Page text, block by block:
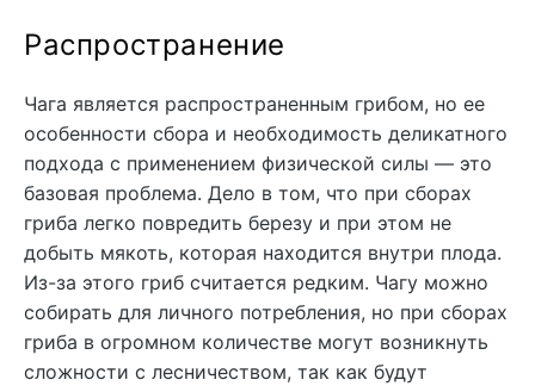
Распространение
Чага является распространенным грибом, но ее
особенности сбора и необходимость деликатного
подхода с применением физической силы — это
базовая проблема. Дело в том, что при сборах
гриба легко повредить березу и при этом не
добыть мякоть, которая находится внутри плода.
Из-за этого гриб считается редким. Чагу можно
собирать для личного потребления, но при сборах
гриба в огромном количестве могут возникнуть
сложности с лесничеством, так как будут